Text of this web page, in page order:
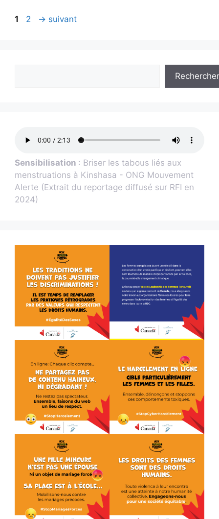
1 2 → suivant
Rechercher
Sensibilisation : Briser les tabous liés aux
menstruations à Kinshasa - ONG Mouvement
Alerte (Extrait du reportage diffusé sur RFI en
2024)